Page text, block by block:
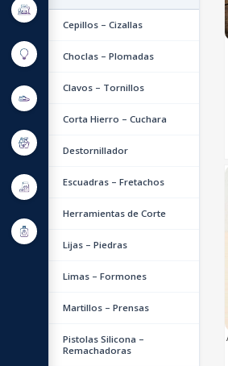
Cepillos – Cizallas
Choclas – Plomadas
Clavos – Tornillos
Corta Hierro – Cuchara
Destornillador
Escuadras – Fretachos
Herramientas de Corte
Lijas – Piedras
Limas – Formones
Martillos – Prensas
Pistolas Silicona –
Remachadoras